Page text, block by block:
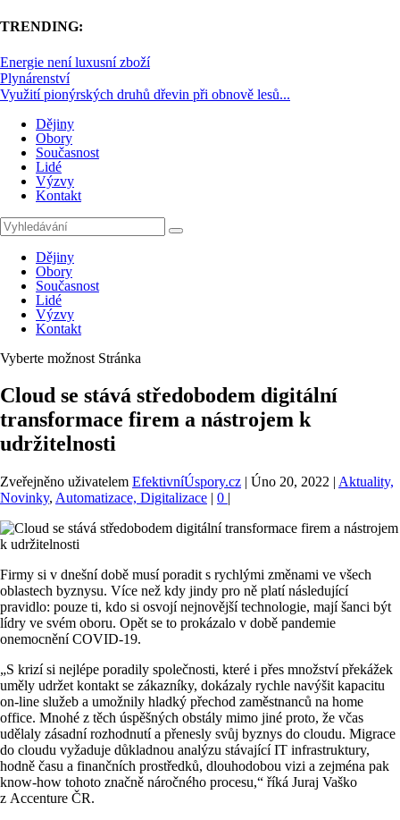
TRENDING:
Energie není luxusní zboží
Plynárenství
Využití pionýrských druhů dřevin při obnově lesů...
Dějiny
Obory
Současnost
Lidé
Výzvy
Kontakt
Dějiny
Obory
Současnost
Lidé
Výzvy
Kontakt
Vyberte možnost Stránka
Cloud se stává středobodem digitální
transformace firem a nástrojem k
udržitelnosti
Zveřejněno uživatelem EfektivníÚspory.cz | Úno 20, 2022 | Aktuality,
Novinky, Automatizace, Digitalizace | 0 |
Firmy si v dnešní době musí poradit s rychlými změnami ve všech
oblastech byznysu. Více než kdy jindy pro ně platí následující
pravidlo: pouze ti, kdo si osvojí nejnovější technologie, mají šanci být
lídry ve svém oboru. Opět se to prokázalo v době pandemie
onemocnění COVID-19.
„S krizí si nejlépe poradily společnosti, které i přes množství překážek
uměly udržet kontakt se zákazníky, dokázaly rychle navýšit kapacitu
on-line služeb a umožnily hladký přechod zaměstnanců na home
office. Mnohé z těch úspěšných obstály mimo jiné proto, že včas
udělaly zásadní rozhodnutí a přenesly svůj byznys do cloudu. Migrace
do cloudu vyžaduje důkladnou analýzu stávající IT infrastruktury,
hodně času a finančních prostředků, dlouhodobou vizi a zejména pak
know-how tohoto značně náročného procesu,“ říká Juraj Vaško
z Accenture ČR.